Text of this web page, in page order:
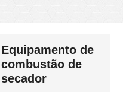
Equipamento de
combustão de
secador